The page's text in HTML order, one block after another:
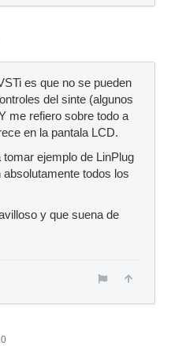
es que no se pueden
del sinte (algunos
me refiero sobre todo a
en la pantala LCD.
ejemplo de LinPlug
todos los
y que suena de